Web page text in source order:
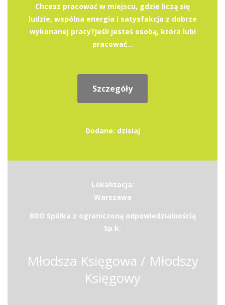
Chcesz pracować w miejscu, gdzie liczą się
ludzie, wspólna energia i satysfakcja z dobrze
wykonanej pracy?Jeśli jesteś osobą, która lubi
pracować...
Szczegóły
Dodane: dzisiaj
Lokalizacja:
Warszawa
BDO Spółka z ograniczoną odpowiedzialnością
Sp.k.
Młodsza Księgowa / Młodszy
Księgowy